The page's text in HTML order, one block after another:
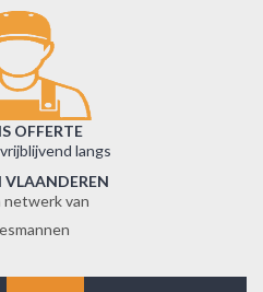
OFFERTE
langs
VLAANDEREN
netwerk van